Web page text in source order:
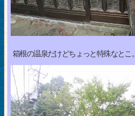
箱根の温泉だけどちょっと特殊なとこ。